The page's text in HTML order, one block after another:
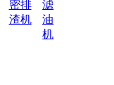
密排
渣机
滤
油
机